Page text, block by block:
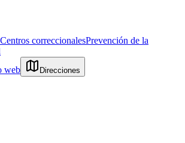
Centros correccionalesPrevención de la
web Direcciones